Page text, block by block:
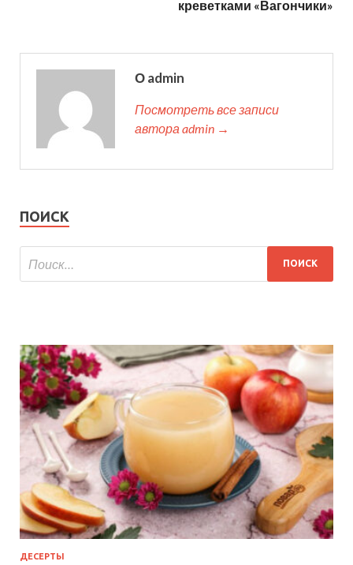
креветками «Вагончики»
О admin
Посмотреть все записи
автора admin →
ПОИСК
ДЕСЕРТЫ